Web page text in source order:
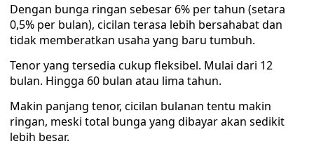
Dengan bunga ringan sebesar 6% per tahun (setara
0,5% per bulan), cicilan terasa lebih bersahabat dan
tidak memberatkan usaha yang baru tumbuh.
Tenor yang tersedia cukup fleksibel. Mulai dari 12
bulan. Hingga 60 bulan atau lima tahun.
Makin panjang tenor, cicilan bulanan tentu makin
ringan, meski total bunga yang dibayar akan sedikit
lebih besar.